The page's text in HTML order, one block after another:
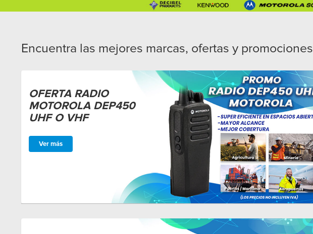
Encuentra las mejores marcas, ofertas y promociones
OFERTA RADIO
MOTOROLA DEP450
UHF O VHF
Ver más